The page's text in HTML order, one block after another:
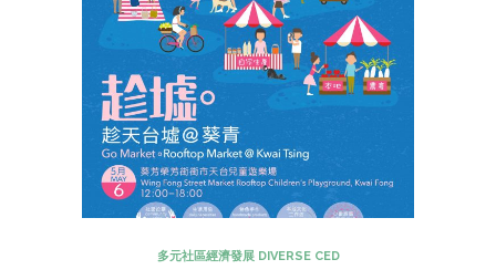
多元社區經濟發展 DIVERSE CED